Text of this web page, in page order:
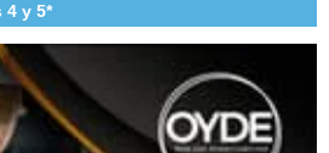
4 y 5*